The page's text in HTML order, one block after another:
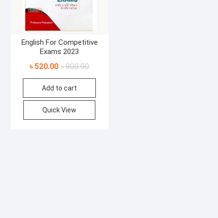
English For Competitive
Exams 2023
৳800.00Original
price
৳ 800.00.
৳520.00
Current
price
৳ 520.00.
Add to cart
Quick View